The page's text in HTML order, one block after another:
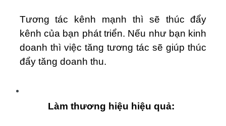
Tương tác kênh mạnh thì sẽ thúc đẩy
kênh của bạn phát triển. Nếu như bạn kinh
doanh thì việc tăng tương tác sẽ giúp thúc
đẩy tăng doanh thu.
Làm thương hiệu hiệu quả: